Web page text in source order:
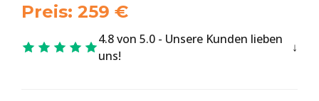
Preis: 259 €
4.8 von 5.0 - Unsere Kunden lieben
uns!